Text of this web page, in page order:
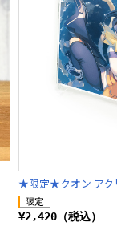
★限定★クオン アク
¥2,420（税込）